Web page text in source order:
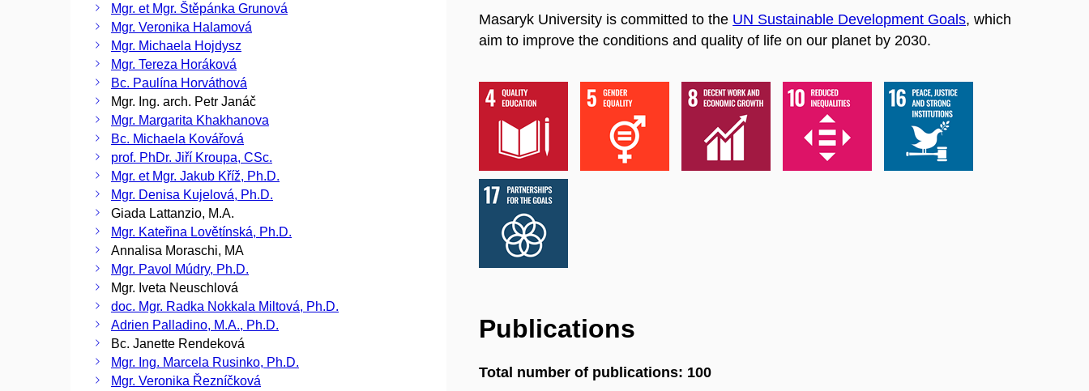
Mgr. et Mgr. Štěpánka Grunová
Mgr. Veronika Halamová
Mgr. Michaela Hojdysz
Mgr. Tereza Horáková
Bc. Paulína Horváthová
Mgr. Ing. arch. Petr Janáč
Mgr. Margarita Khakhanova
Bc. Michaela Kovářová
prof. PhDr. Jiří Kroupa, CSc.
Mgr. et Mgr. Jakub Kříž, Ph.D.
Mgr. Denisa Kujelová, Ph.D.
Giada Lattanzio, M.A.
Mgr. Kateřina Lovětínská, Ph.D.
Annalisa Moraschi, MA
Mgr. Pavol Múdry, Ph.D.
Mgr. Iveta Neuschlová
doc. Mgr. Radka Nokkala Miltová, Ph.D.
Adrien Palladino, M.A., Ph.D.
Bc. Janette Rendeková
Mgr. Ing. Marcela Rusinko, Ph.D.
Mgr. Veronika Řezníčková
Masaryk University is committed to the UN Sustainable Development Goals, which
aim to improve the conditions and quality of life on our planet by 2030.
Publications
Total number of publications: 100